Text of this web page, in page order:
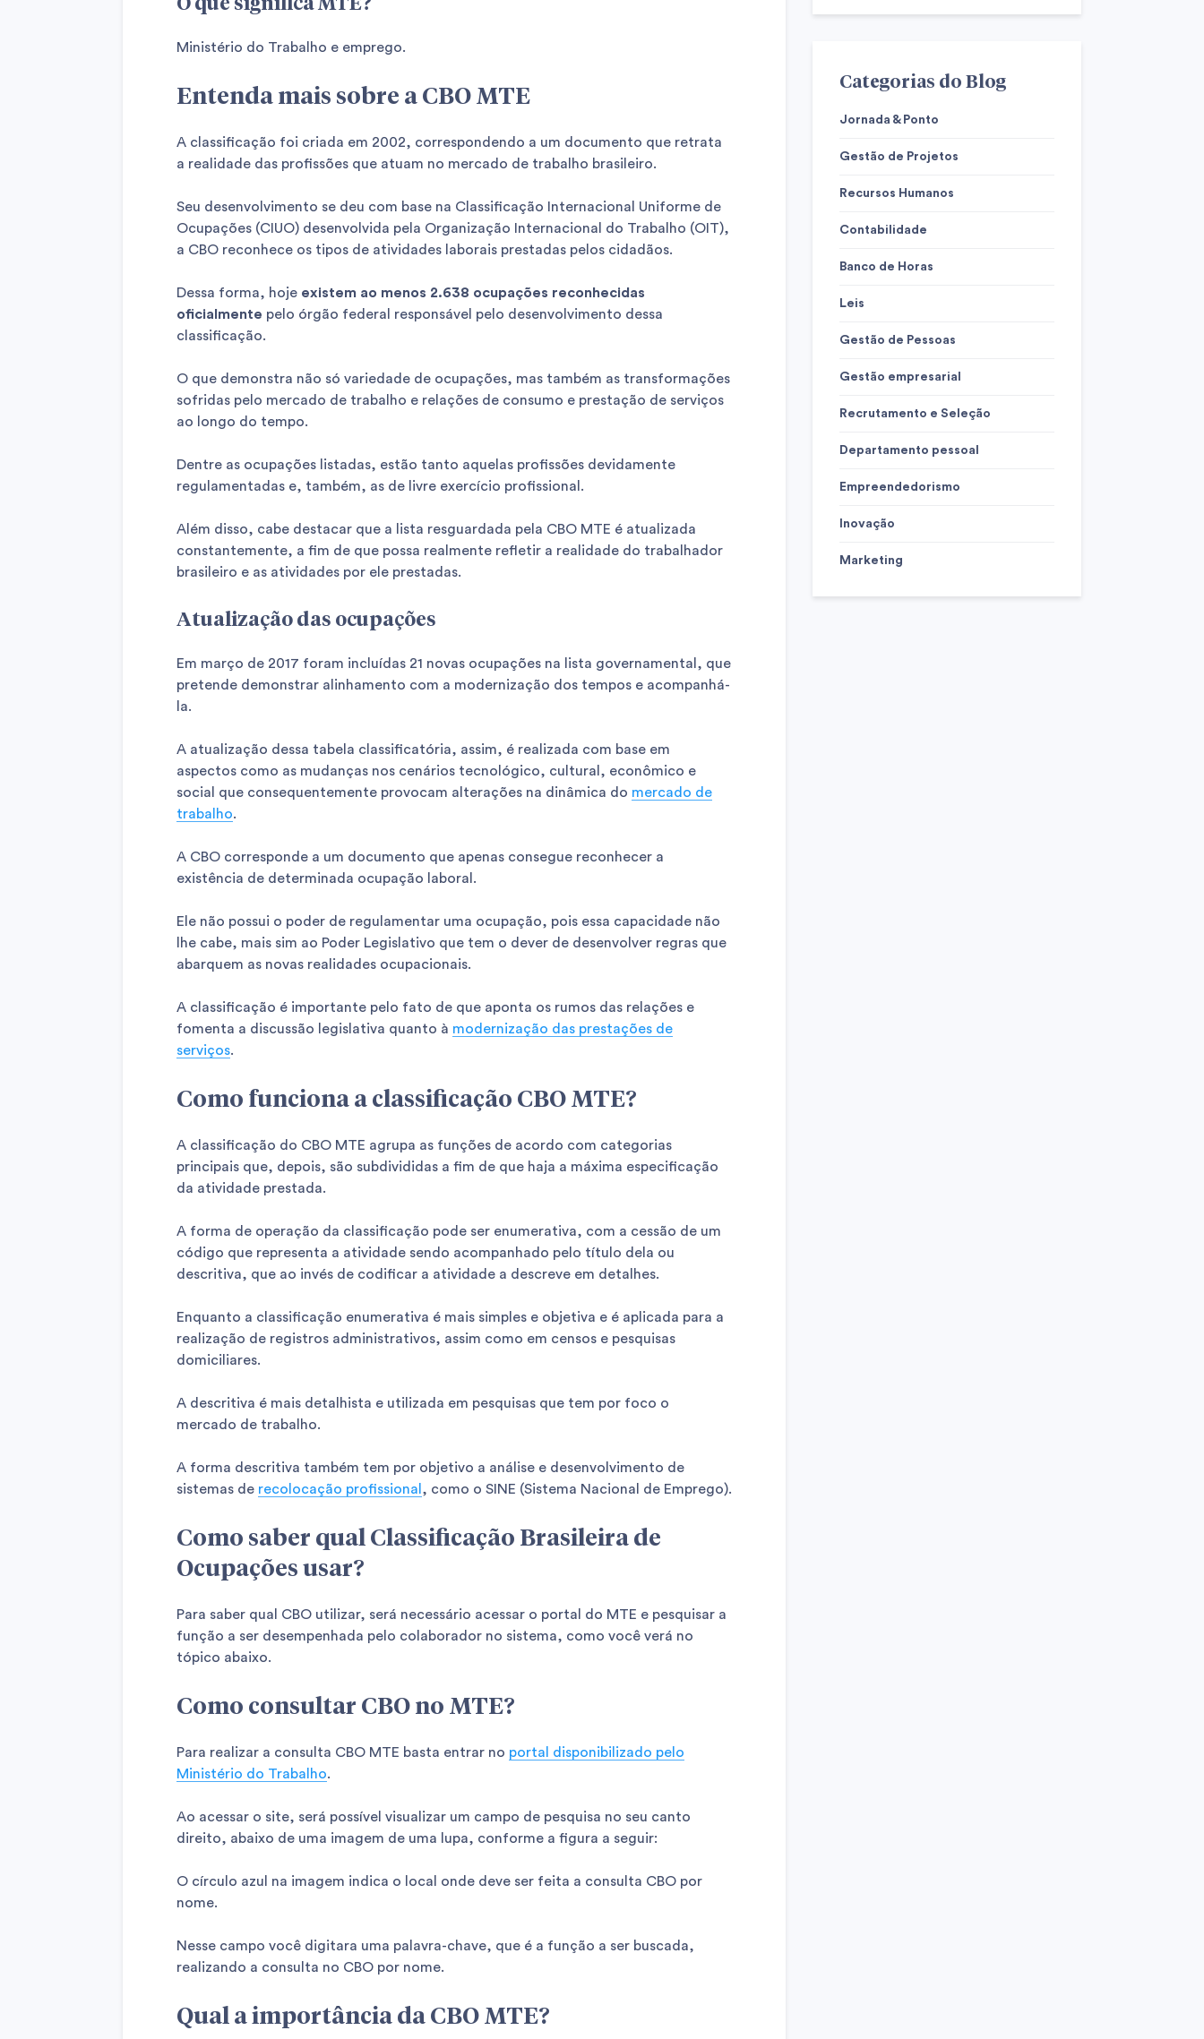
Ministério do Trabalho e emprego.
Entenda mais sobre a CBO MTE
A classificação foi criada em 2002, correspondendo a um documento que retrata
a realidade das profissões que atuam no mercado de trabalho brasileiro.
Seu desenvolvimento se deu com base na Classificação Internacional Uniforme de
Ocupações (CIUO) desenvolvida pela Organização Internacional do Trabalho (OIT),
a CBO reconhece os tipos de atividades laborais prestadas pelos cidadãos.
Dessa forma, hoje existem ao menos 2.638 ocupações reconhecidas
oficialmente pelo órgão federal responsável pelo desenvolvimento dessa
classificação.
O que demonstra não só variedade de ocupações, mas também as transformações
sofridas pelo mercado de trabalho e relações de consumo e prestação de serviços
ao longo do tempo.
Dentre as ocupações listadas, estão tanto aquelas profissões devidamente
regulamentadas e, também, as de livre exercício profissional.
Além disso, cabe destacar que a lista resguardada pela CBO MTE é atualizada
constantemente, a fim de que possa realmente refletir a realidade do trabalhador
brasileiro e as atividades por ele prestadas.
Atualização das ocupações
Em março de 2017 foram incluídas 21 novas ocupações na lista governamental, que
pretende demonstrar alinhamento com a modernização dos tempos e acompanhá-
la.
A atualização dessa tabela classificatória, assim, é realizada com base em
aspectos como as mudanças nos cenários tecnológico, cultural, econômico e
social que consequentemente provocam alterações na dinâmica do mercado de
trabalho.
A CBO corresponde a um documento que apenas consegue reconhecer a
existência de determinada ocupação laboral.
Ele não possui o poder de regulamentar uma ocupação, pois essa capacidade não
lhe cabe, mais sim ao Poder Legislativo que tem o dever de desenvolver regras que
abarquem as novas realidades ocupacionais.
A classificação é importante pelo fato de que aponta os rumos das relações e
fomenta a discussão legislativa quanto à modernização das prestações de
serviços.
Como funciona a classificação CBO MTE?
A classificação do CBO MTE agrupa as funções de acordo com categorias
principais que, depois, são subdivididas a fim de que haja a máxima especificação
da atividade prestada.
A forma de operação da classificação pode ser enumerativa, com a cessão de um
código que representa a atividade sendo acompanhado pelo título dela ou
descritiva, que ao invés de codificar a atividade a descreve em detalhes.
Enquanto a classificação enumerativa é mais simples e objetiva e é aplicada para a
realização de registros administrativos, assim como em censos e pesquisas
domiciliares.
A descritiva é mais detalhista e utilizada em pesquisas que tem por foco o
mercado de trabalho.
A forma descritiva também tem por objetivo a análise e desenvolvimento de
sistemas de recolocação profissional , como o SINE (Sistema Nacional de Emprego).
Como saber qual Classificação Brasileira de
Ocupações usar?
Para saber qual CBO utilizar, será necessário acessar o portal do MTE e pesquisar a
função a ser desempenhada pelo colaborador no sistema, como você verá no
tópico abaixo.
Como consultar CBO no MTE?
Para realizar a consulta CBO MTE basta entrar no portal disponibilizado pelo
Ministério do Trabalho.
Ao acessar o site, será possível visualizar um campo de pesquisa no seu canto
direito, abaixo de uma imagem de uma lupa, conforme a figura a seguir:
O círculo azul na imagem indica o local onde deve ser feita a consulta CBO por
nome.
Nesse campo você digitara uma palavra-chave, que é a função a ser buscada,
realizando a consulta no CBO por nome.
Qual a importância da CBO MTE?
Categorias do Blog
Jornada & Ponto
Gestão de Projetos
Recursos Humanos
Contabilidade
Banco de Horas
Leis
Gestão de Pessoas
Gestão empresarial
Recrutamento e Seleção
Departamento pessoal
Empreendedorismo
Inovação
Marketing